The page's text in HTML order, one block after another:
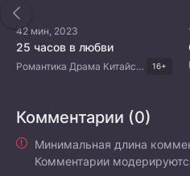
42 мин, 2023
25 часов в любви
Романтика Драма Китайские дорамы 16+
Комментарии (0)
Минимальная длина
Комментарии